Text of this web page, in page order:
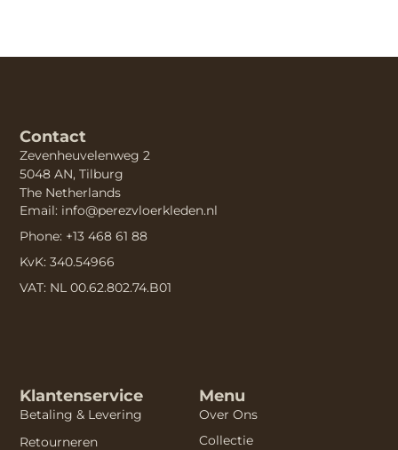
Menu
Over Ons
Collectie
Klantenservice
Betaling & Levering
Retourneren
Contact
Zevenheuvelenweg 2
5048 AN, Tilburg
The Netherlands
Email: info@perezvloerkleden.nl
Phone: +13 468 61 88
KvK: 340.54966
VAT: NL 00.62.802.74.B01